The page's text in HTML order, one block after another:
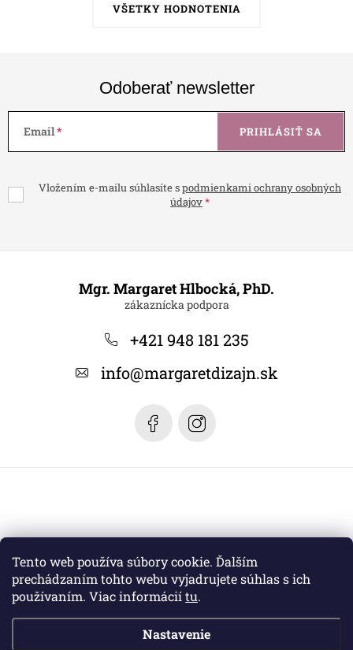
Tento web používa súbory cookie. Ďalším
prechádzaním tohto webu vyjadrujete súhlas s ich
používaním. Viac informáciítu.
Nastavenie
VŠETKY HODNOTENIA
Odoberať newsletter
Email
Vložením e-mailu súhlasíte spodmienkami ochrany osobných
údajov
PRIHLÁSIŤ SA
Mgr. Margaret Hlbocká, PhD.
+421 948 181 235
info@margaretdizajn.sk